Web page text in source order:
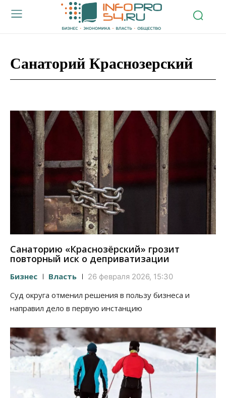
Санаторий Краснозерский
Санаторию «Краснозёрский» грозит
повторный иск о деприватизации
Бизнес Власть 26 февраля 2026, 15:30
Суд округа отменил решения в пользу бизнеса и
направил дело в первую инстанцию